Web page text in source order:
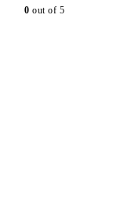
0 out of 5